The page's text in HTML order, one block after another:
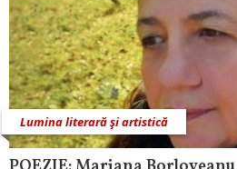
Lumina literară şi artistică